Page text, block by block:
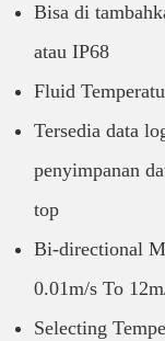
Bisa di
atau IP68
Fluid
Tersedia data
penyimpanan
top
Bi-directional
0.01m/s To
Selecting